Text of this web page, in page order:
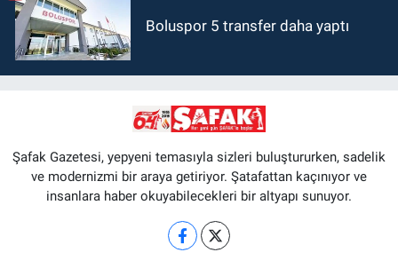
Boluspor 5 transfer daha yaptı
Şafak Gazetesi, yepyeni temasıyla sizleri buluştururken, sadelik
ve modernizmi bir araya getiriyor. Şatafattan kaçınıyor ve
insanlara haber okuyabilecekleri bir altyapı sunuyor.